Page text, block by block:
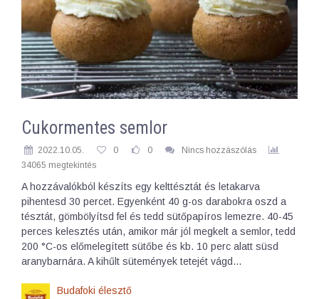
Cukormentes semlor
2022.10.05. 0 0
Nincs hozzászólás
34065 megtekintés
A hozzávalókból készíts egy kelttésztát és letakarva
pihentesd 30 percet. Egyenként 40 g-os darabokra oszd a
tésztát, gömbölyítsd fel és tedd sütőpapíros lemezre. 40-45
perces kelesztés után, amikor már jól megkelt a semlor, tedd
200 °C-os előmelegített sütőbe és kb. 10 perc alatt süsd
aranybarnára. A kihűlt sütemények tetejét vágd…
Budafoki élesztő